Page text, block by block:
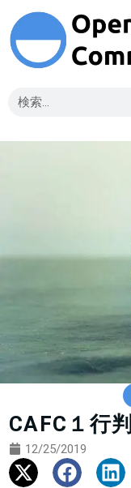
CAFC１行
12/25/2019